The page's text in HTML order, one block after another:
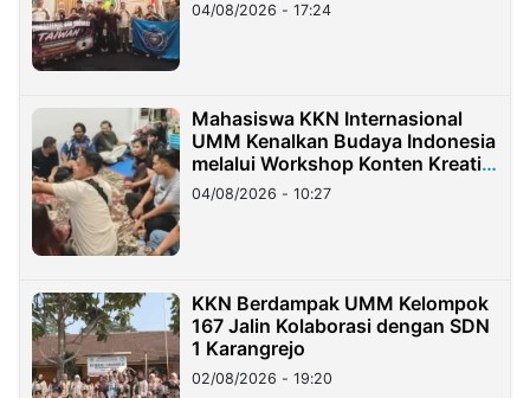
04/08/2026 - 17:24
Mahasiswa KKN Internasional
UMM Kenalkan Budaya Indonesia
melalui Workshop Konten Kreatif
di Taiwan
04/08/2026 - 10:27
KKN Berdampak UMM Kelompok
167 Jalin Kolaborasi dengan SDN
1 Karangrejo
02/08/2026 - 19:20